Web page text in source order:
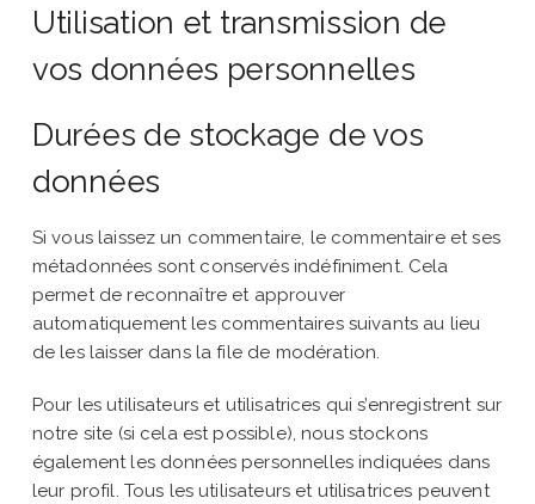
Utilisation et transmission de
vos données personnelles
Durées de stockage de vos
données
Si vous laissez un commentaire, le commentaire et ses
métadonnées sont conservés indéfiniment. Cela
permet de reconnaître et approuver
automatiquement les commentaires suivants au lieu
de les laisser dans la file de modération.
Pour les utilisateurs et utilisatrices qui s’enregistrent sur
notre site (si cela est possible), nous stockons
également les données personnelles indiquées dans
leur profil. Tous les utilisateurs et utilisatrices peuvent